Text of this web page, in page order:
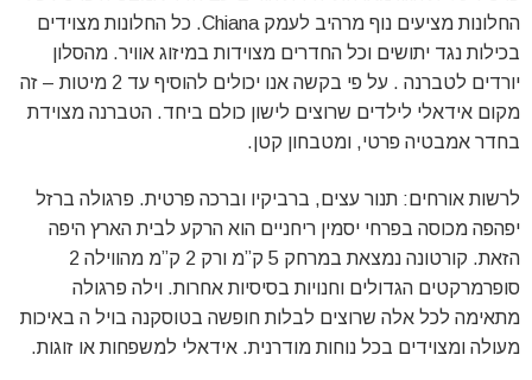
החלונות מציעים נוף מרהיב לעמק Chiana. כל החלונות מצוידים
בכילות נגד יתושים וכל החדרים מצוידות במיזוג אוויר. מהסלון
יורדים לטברנה . על פי בקשה אנו יכולים להוסיף עד 2 מיטות – זה
מקום אידאלי לילדים שרוצים לישון כולם ביחד. הטברנה מצוידת
בחדר אמבטיה פרטי, ומטבחון קטן.
לרשות אורחים: תנור עצים, ברביקיו וברכה פרטית. פרגולה ברזל
יפהפה מכוסה בפרחי יסמין ריחניים הוא הרקע לבית הארץ היפה
הזאת. קורטונה נמצאת במרחק 5 ק”מ ורק 2 ק”מ מהווילה 2
סופרמרקטים הגדולים וחנויות בסיסיות אחרות. וילה פרגולה
מתאימה לכל אלה שרוצים לבלות חופשה בטוסקנה בויל ה באיכות
מעולה ומצוידים בכל נוחות מודרנית. אידאלי למשפחות או זוגות.